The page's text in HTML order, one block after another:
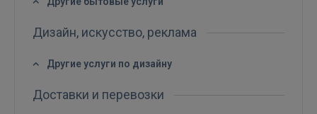
 Sign in with Apple
Ещё не зарегистрированы?
РЕГИСТРАЦИЯ
Дизайн, искусство, реклама
Другие услуги по дизайну
Доставки и перевозки